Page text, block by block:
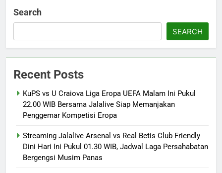
Search
SEARCH
Recent Posts
KuPS vs U Craiova Liga Eropa UEFA Malam Ini Pukul
22.00 WIB Bersama Jalalive Siap Memanjakan
Penggemar Kompetisi Eropa
Streaming Jalalive Arsenal vs Real Betis Club Friendly
Dini Hari Ini Pukul 01.30 WIB, Jadwal Laga Persahabatan
Bergengsi Musim Panas